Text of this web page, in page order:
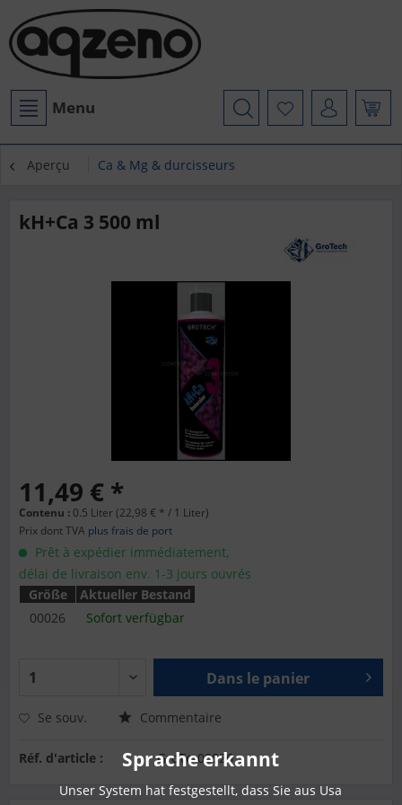
Menu
Aperçu Ca & Mg & durcisseurs
kH+Ca 3 500 ml
11,49 € *
Contenu : 0.5 Liter (22,98 € * / 1 Liter)
Prix dont TVA plus frais de port
Prêt à expédier immédiatement,
délai de livraison env. 1-3 jours ouvrés
Größe
Aktueller Bestand
00026
Sofort verfügbar
Dans le panier
Se souv. Commentaire
Réf. d'article : GroTe-00026
Sprache erkannt
Unser System hat festgestellt, dass Sie aus Usa